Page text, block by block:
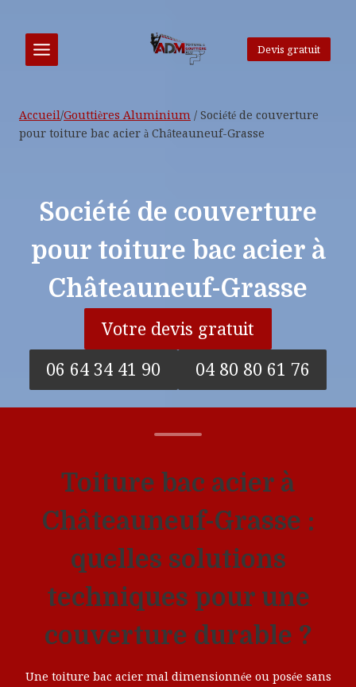
contenu
Devis gratuit
Accueil/Gouttières Aluminium / Société de couverture
pour toiture bac acier à Châteauneuf-Grasse
Société de couverture
pour toiture bac acier à
Châteauneuf-Grasse
Votre devis gratuit
06 64 34 41 90
04 80 80 61 76
Toiture bac acier à
Châteauneuf-Grasse :
quelles solutions
techniques pour une
couverture durable ?
Une toiture bac acier mal dimensionnée ou posée sans